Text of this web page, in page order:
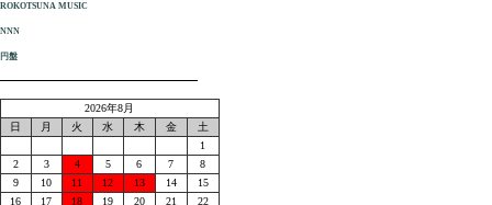
ROKOTSUNA MUSIC
NNN
円盤
2026年8月
日
月 火 水 木 金
土
1
2
3 4 5 6 7
8
9
10 11 12 13 14
15
16
17 18 19 20 21
22